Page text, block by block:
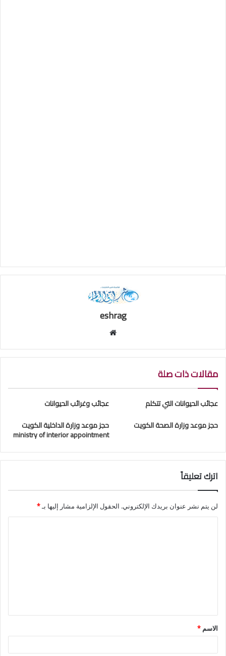
eshrag
مقالات ذات صلة
عجائب الحيوانات التي تتكلم
عجائب وغرائب الحيوانات
حجز موعد وزارة الصحة الكويت
حجز موعد وزارة الداخلية الكويت
ministry of interior appointment
اترك تعليقاً
لن يتم نشر عنوان بريدك الإلكتروني. الحقول الإلزامية مشار إليها بـ*
ق
*
الاسم *